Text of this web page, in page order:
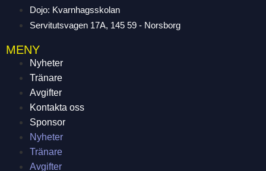
Dojo: Kvarnhagsskolan
Servitutsvagen 17A, 145 59 - Norsborg
MENY
Nyheter
Tränare
Avgifter
Kontakta oss
Sponsor
Nyheter
Tränare
Avgifter